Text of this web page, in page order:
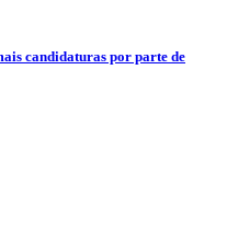
candidaturas por parte de